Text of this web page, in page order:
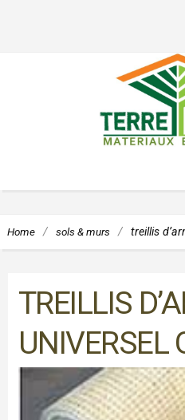
Home / sols & murs / treillis
TREILLIS
UNIVERSEL